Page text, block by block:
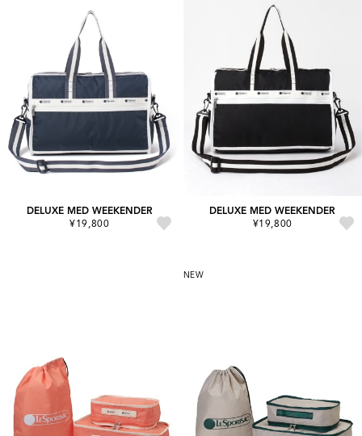
DELUXE MED WEEKENDER
¥19,800
DELUXE MED WEEKENDER
¥19,800
NEW